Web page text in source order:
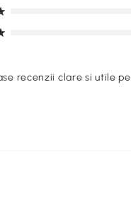
recenzii clare si utile